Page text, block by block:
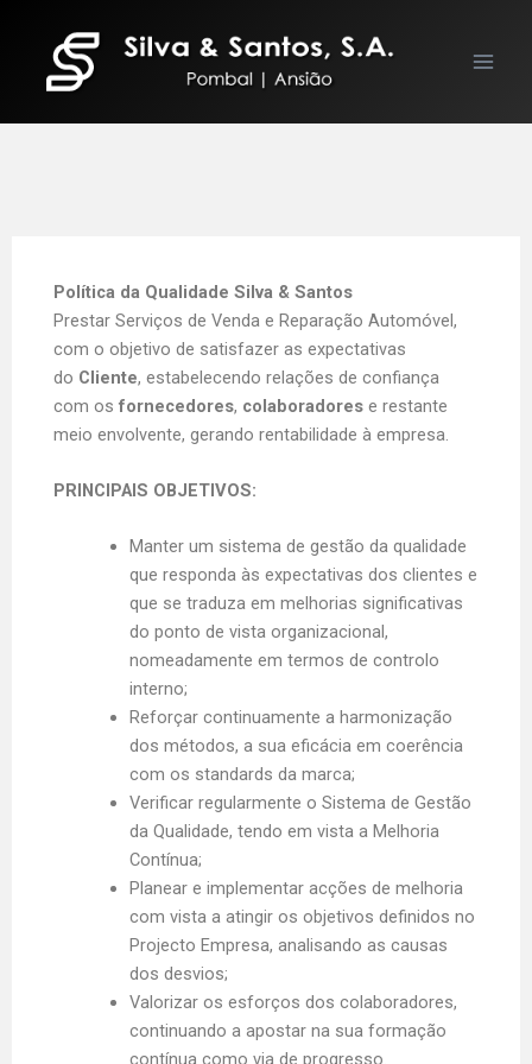
content
Política da Qualidade Silva & Santos
Prestar Serviços de Venda e Reparação Automóvel,
com o objetivo de satisfazer as expectativas
do Cliente, estabelecendo relações de confiança
com os fornecedores, colaboradores e restante
meio envolvente, gerando rentabilidade à empresa.
PRINCIPAIS OBJETIVOS:
Manter um sistema de gestão da qualidade
que responda às expectativas dos clientes e
que se traduza em melhorias significativas
do ponto de vista organizacional,
nomeadamente em termos de controlo
interno;
Reforçar continuamente a harmonização
dos métodos, a sua eficácia em coerência
com os standards da marca;
Verificar regularmente o Sistema de Gestão
da Qualidade, tendo em vista a Melhoria
Contínua;
Planear e implementar acções de melhoria
com vista a atingir os objetivos definidos no
Projecto Empresa, analisando as causas
dos desvios;
Valorizar os esforços dos colaboradores,
continuando a apostar na sua formação